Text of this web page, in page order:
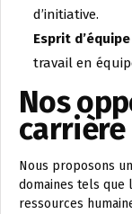
d’initiative.
Esprit
travail en
Nos
carrière
Nous proposons
domaines tels que
ressources